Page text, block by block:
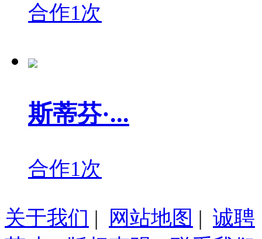
合作1次
斯蒂芬·...
合作1次
关于我们 | 网站地图 | 诚聘